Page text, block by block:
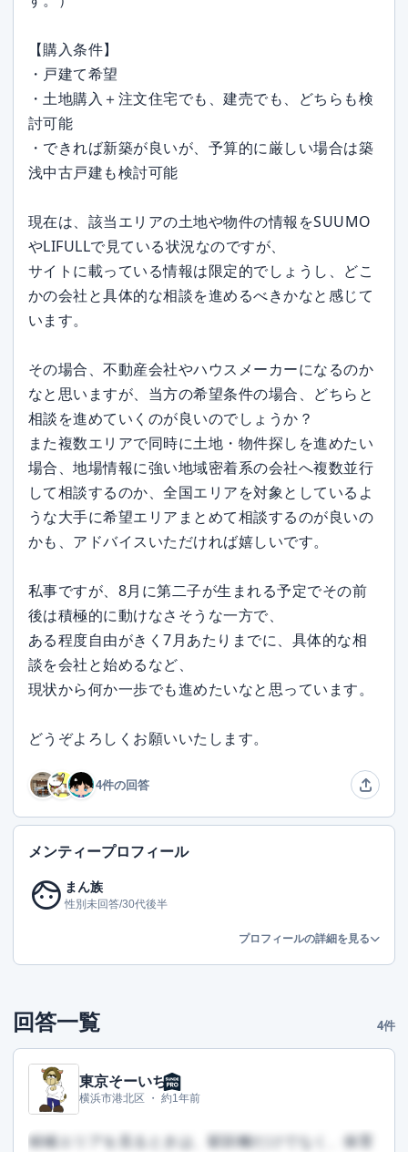
【購入条件】
・戸建て希望
・土地購入＋注文住宅でも、建売でも、どちらも検
討可能
・できれば新築が良いが、予算的に厳しい場合は築
浅中古戸建も検討可能
現在は、該当エリアの土地や物件の情報をSUUMO
やLIFULLで見ている状況なのですが、
サイトに載っている情報は限定的でしょうし、どこ
かの会社と具体的な相談を進めるべきかなと感じて
います。
その場合、不動産会社やハウスメーカーになるのか
なと思いますが、当方の希望条件の場合、どちらと
相談を進めていくのが良いのでしょうか？
また複数エリアで同時に土地・物件探しを進めたい
場合、地場情報に強い地域密着系の会社へ複数並行
して相談するのか、全国エリアを対象としているよ
うな大手に希望エリアまとめて相談するのが良いの
かも、アドバイスいただければ嬉しいです。
私事ですが、8月に第二子が生まれる予定でその前
後は積極的に動けなさそうな一方で、
ある程度自由がきく7月あたりまでに、具体的な相
談を会社と始めるなど、
現状から何か一歩でも進めたいなと思っています。
どうぞよろしくお願いいたします。
4件の回答
メンティープロフィール
face まん族
性別未回答/30代後半
プロフィールの詳細を見る
回答一覧 4件
東京そーいち
横浜市港北区 ・ 約1年前
候補エリアを見るときは、駅距離だけでなく、保育